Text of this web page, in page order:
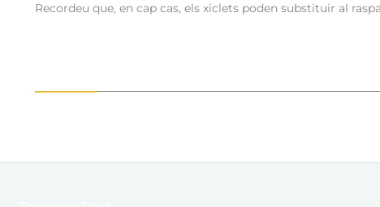
Recordeu que, en cap cas, els xiclets poden substituir al